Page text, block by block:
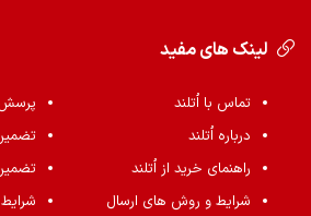
لینک های مفید
تماس با اُتلند
درباره اُتلند
راهنمای خرید از اُتلند
شرایط و روش های ارسال